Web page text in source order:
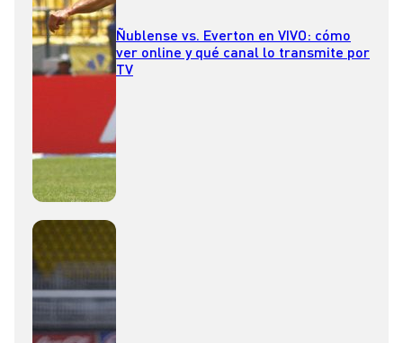
Ñublense vs. Everton en VIVO: cómo
ver online y qué canal lo transmite por
TV